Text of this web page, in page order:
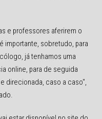
e professores aferirem o
importante, sobretudo, para
já tenhamos uma
online, para de seguida
direcionada, caso a caso",